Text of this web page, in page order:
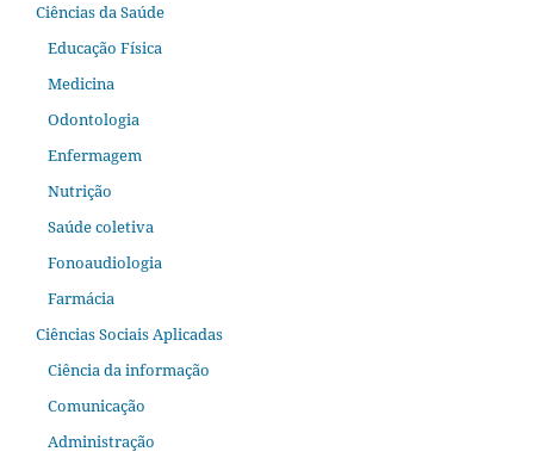
Ciências da Saúde
Educação Física
Medicina
Odontologia
Enfermagem
Nutrição
Saúde coletiva
Fonoaudiologia
Farmácia
Ciências Sociais Aplicadas
Ciência da informação
Comunicação
Administração